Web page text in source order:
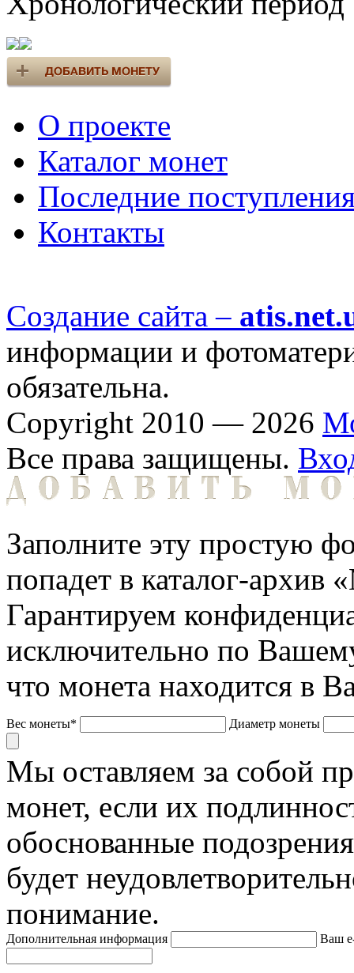
О проекте
Каталог монет
Последние
Контакты
Создание сайта –
информации и
обязательна.
Copyright 2010 — 2026
Все права защищены.
Заполните эту простую
попадет в каталог-архив
Гарантируем
исключительно по
что монета находится в
Вес монеты* Диаметр монеты
Мы оставляем за собой
монет, если их
обоснованные
будет
понимание.
Дополнительная информация Ваш